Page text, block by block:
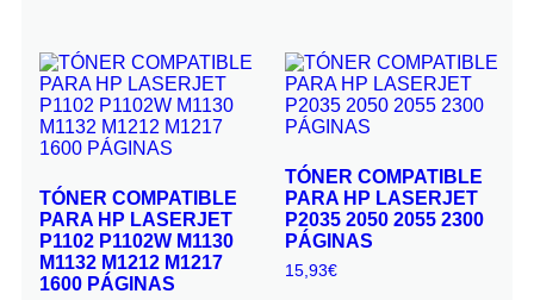
TÓNER COMPATIBLE
PARA HP LASERJET
P1102 P1102W M1130
M1132 M1212 M1217
1600 PÁGINAS
TÓNER COMPATIBLE
PARA HP LASERJET
P2035 2050 2055 2300
PÁGINAS
15,93€